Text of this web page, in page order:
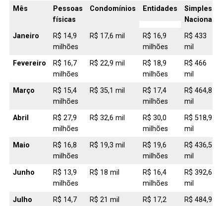
Mês
Pessoas
físicas
Condomínios Entidades
Simples
Nacional
Janeiro
R$ 14,9
milhões
R$ 17,6 mil
R$ 16,9
milhões
R$ 433
mil
Fevereiro
R$ 16,7
milhões
R$ 22,9 mil
R$ 18,9
milhões
R$ 466
mil
Março
R$ 15,4
milhões
R$ 35,1 mil
R$ 17,4
milhões
R$ 464,8
mil
Abril
R$ 27,9
milhões
R$ 32,6 mil
R$ 30,0
milhões
R$ 518,9
mil
Maio
R$ 16,8
milhões
R$ 19,3 mil
R$ 19,6
milhões
R$ 436,5
mil
Junho
R$ 13,9
milhões
R$ 18 mil
R$ 16,4
milhões
R$ 392,6
mil
Julho
R$ 14,7
R$ 21 mil
R$ 17,2
R$ 484,9